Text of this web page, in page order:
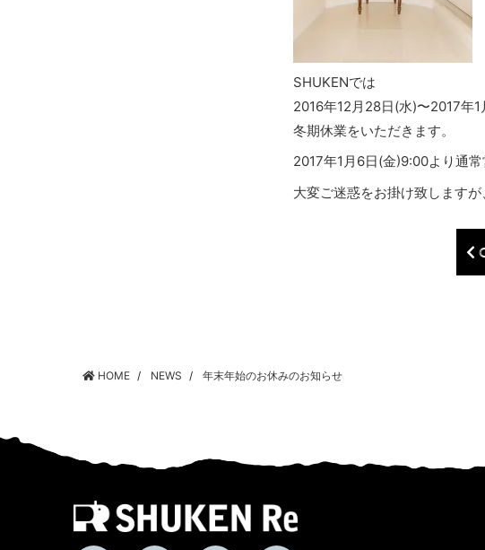
SHUKENでは
2016年12月28日(水)〜2017年
冬期休業をいただきます。
2017年1月6日(金)9:00より通
大変ご迷惑をお掛け致します
HOME NEWS 年末年始のお休みのお知らせ